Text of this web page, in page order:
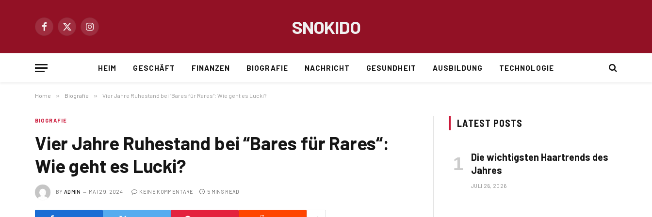
Facebook
X
Instagram SNOKIDO
HEIM GESCHÄFT FINANZEN BIOGRAFIE NACHRICHT GESUNDHEIT AUSBILDUNG TECHNOLOGIE
Home » Biografie » Vier Jahre Ruhestand bei “Bares für Rares“: Wie geht es Lucki?
BIOGRAFIE
Vier Jahre Ruhestand bei “Bares für Rares“:
Wie geht es Lucki?
BY ADMIN MAI 29, 2024 KEINE KOMMENTARE 5 MINS READ
LATEST POSTS
Die wichtigsten Haartrends des
Jahres
JULI 26, 2026